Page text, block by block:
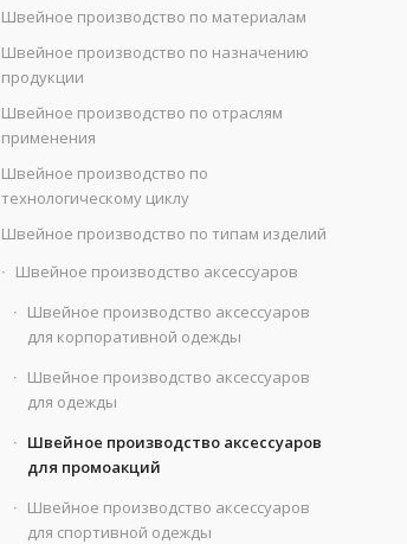
Швейное производство по материалам
Швейное производство по назначению
продукции
Швейное производство по отраслям
применения
Швейное производство по
технологическому циклу
Швейное производство по типам изделий
Швейное производство аксессуаров
Швейное производство аксессуаров
для корпоративной одежды
Швейное производство аксессуаров
для одежды
Швейное производство аксессуаров
для промоакций
Швейное производство аксессуаров
для спортивной одежды